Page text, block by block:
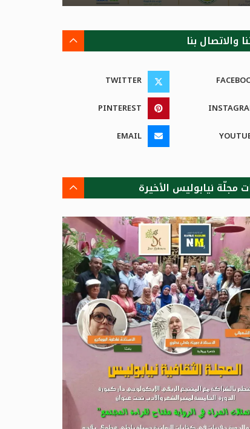
والاتصال بنا
TWITTER
PINTEREST
EMAIL
مجلّة نيابوليس الأخيرة